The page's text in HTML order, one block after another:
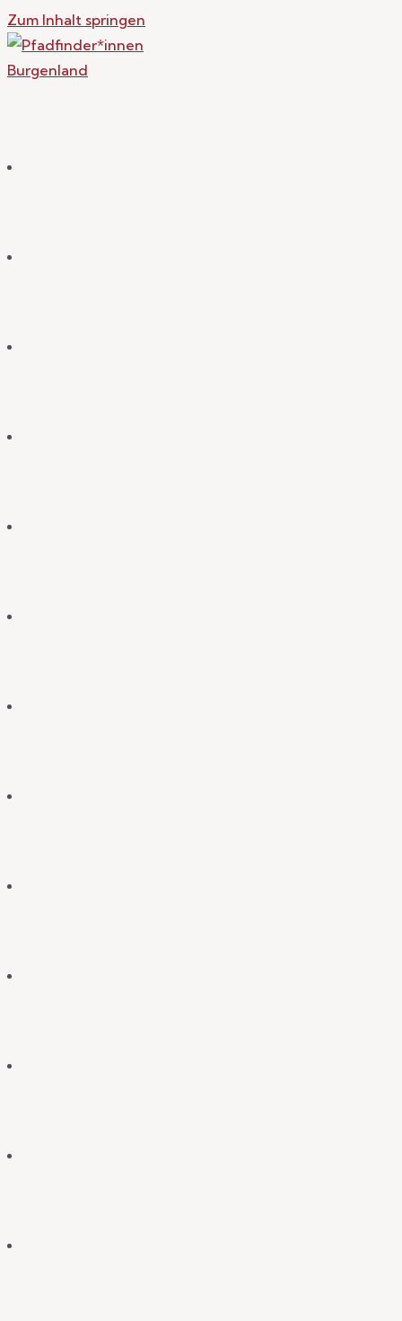
Zum Inhalt springen